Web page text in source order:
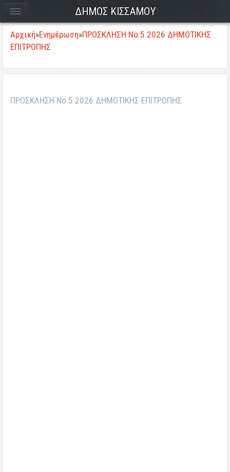
Αρχική»Ενημέρωση»ΠΡΟΣΚΛΗΣΗ Νο.5 2026 ΔΗΜΟΤΙΚΗΣ
ΕΠΙΤΡΟΠΗΣ
ΠΡΟΣΚΛΗΣΗ Νο.5 2026 ΔΗΜΟΤΙΚΗΣ ΕΠΙΤΡΟΠΗΣ
ΔΗΜΟΣ ΚΙΣΣΑΜΟΥ